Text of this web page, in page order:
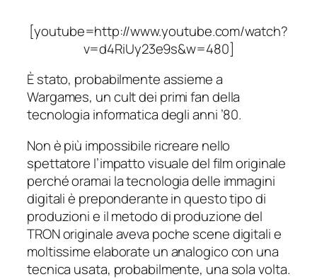
[youtube=http://www.youtube.com/watch?
v=d4RiUy23e9s&w=480]
È stato, probabilmente assieme a
Wargames, un cult dei primi fan della
tecnologia informatica degli anni ’80.
Non è più impossibile ricreare nello
spettatore l’impatto visuale del film originale
perché oramai la tecnologia delle immagini
digitali è preponderante in questo tipo di
produzioni e il metodo di produzione del
TRON originale aveva poche scene digitali e
moltissime elaborate un analogico con una
tecnica usata, probabilmente, una sola volta.